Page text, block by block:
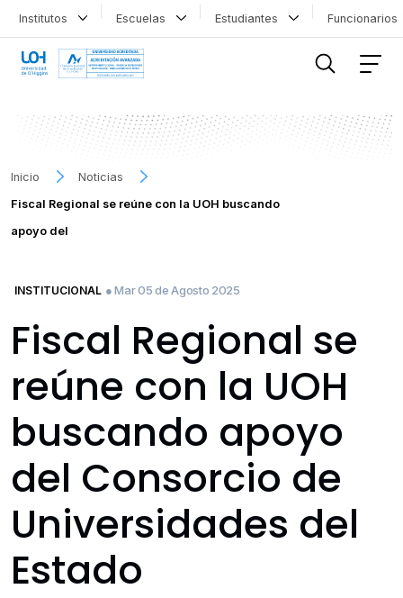
Institutos Escuelas Estudiantes
Inicio
Noticias
Fiscal Regional se reúne con la UOH buscando
apoyo del
INSTITUCIONAL ● Mar 05 de Agosto 2025
Fiscal Regional se
reúne con la UOH
buscando apoyo
del Consorcio de
Universidades del
Estado